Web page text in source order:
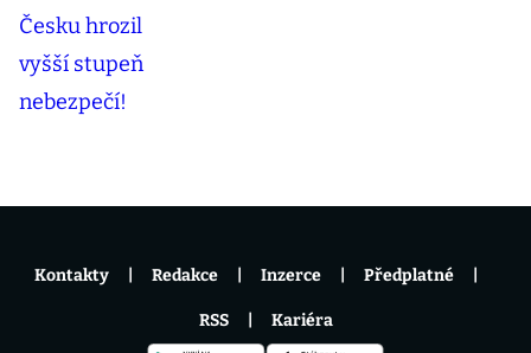
Kontakty Redakce Inzerce Předplatné
RSS Kariéra